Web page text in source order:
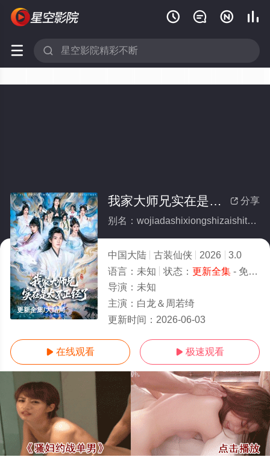
   
 
更新全集/大结局
 分享
我家大师兄实在是太不正经了(全集)
别名：wojiadashixiongshizaishitaibuzhengjingliao
中国大陆 古装仙侠 2026
3.0
语言： 未知 状态： 更新全集- 免费在线观看
导演： 未知
主演： 白龙＆周若绮
更新时间： 2026-06-03
 在线观看  极速观看